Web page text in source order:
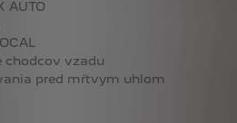
AUTO
chodcov vzadu
pred mŕtvym uhlom